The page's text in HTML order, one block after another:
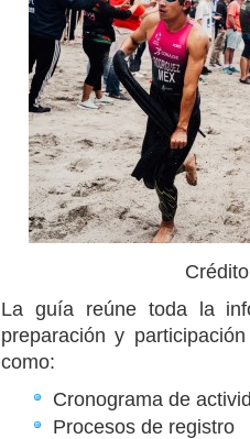
La guía reúne toda la
preparación y
como:
Cronograma de
Procesos de registro